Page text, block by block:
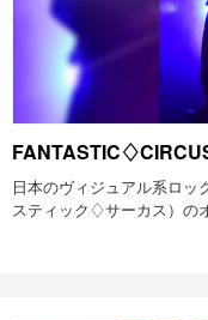
日本のヴィジュアル系ロ
スティック♢サーカス）の